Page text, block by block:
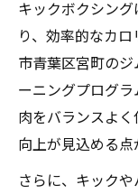
キックボクシン
り、効率的なカ
市青葉区宮町の
ーニングプログ
肉をバランスよ
向上が見込める点
さらに、キック